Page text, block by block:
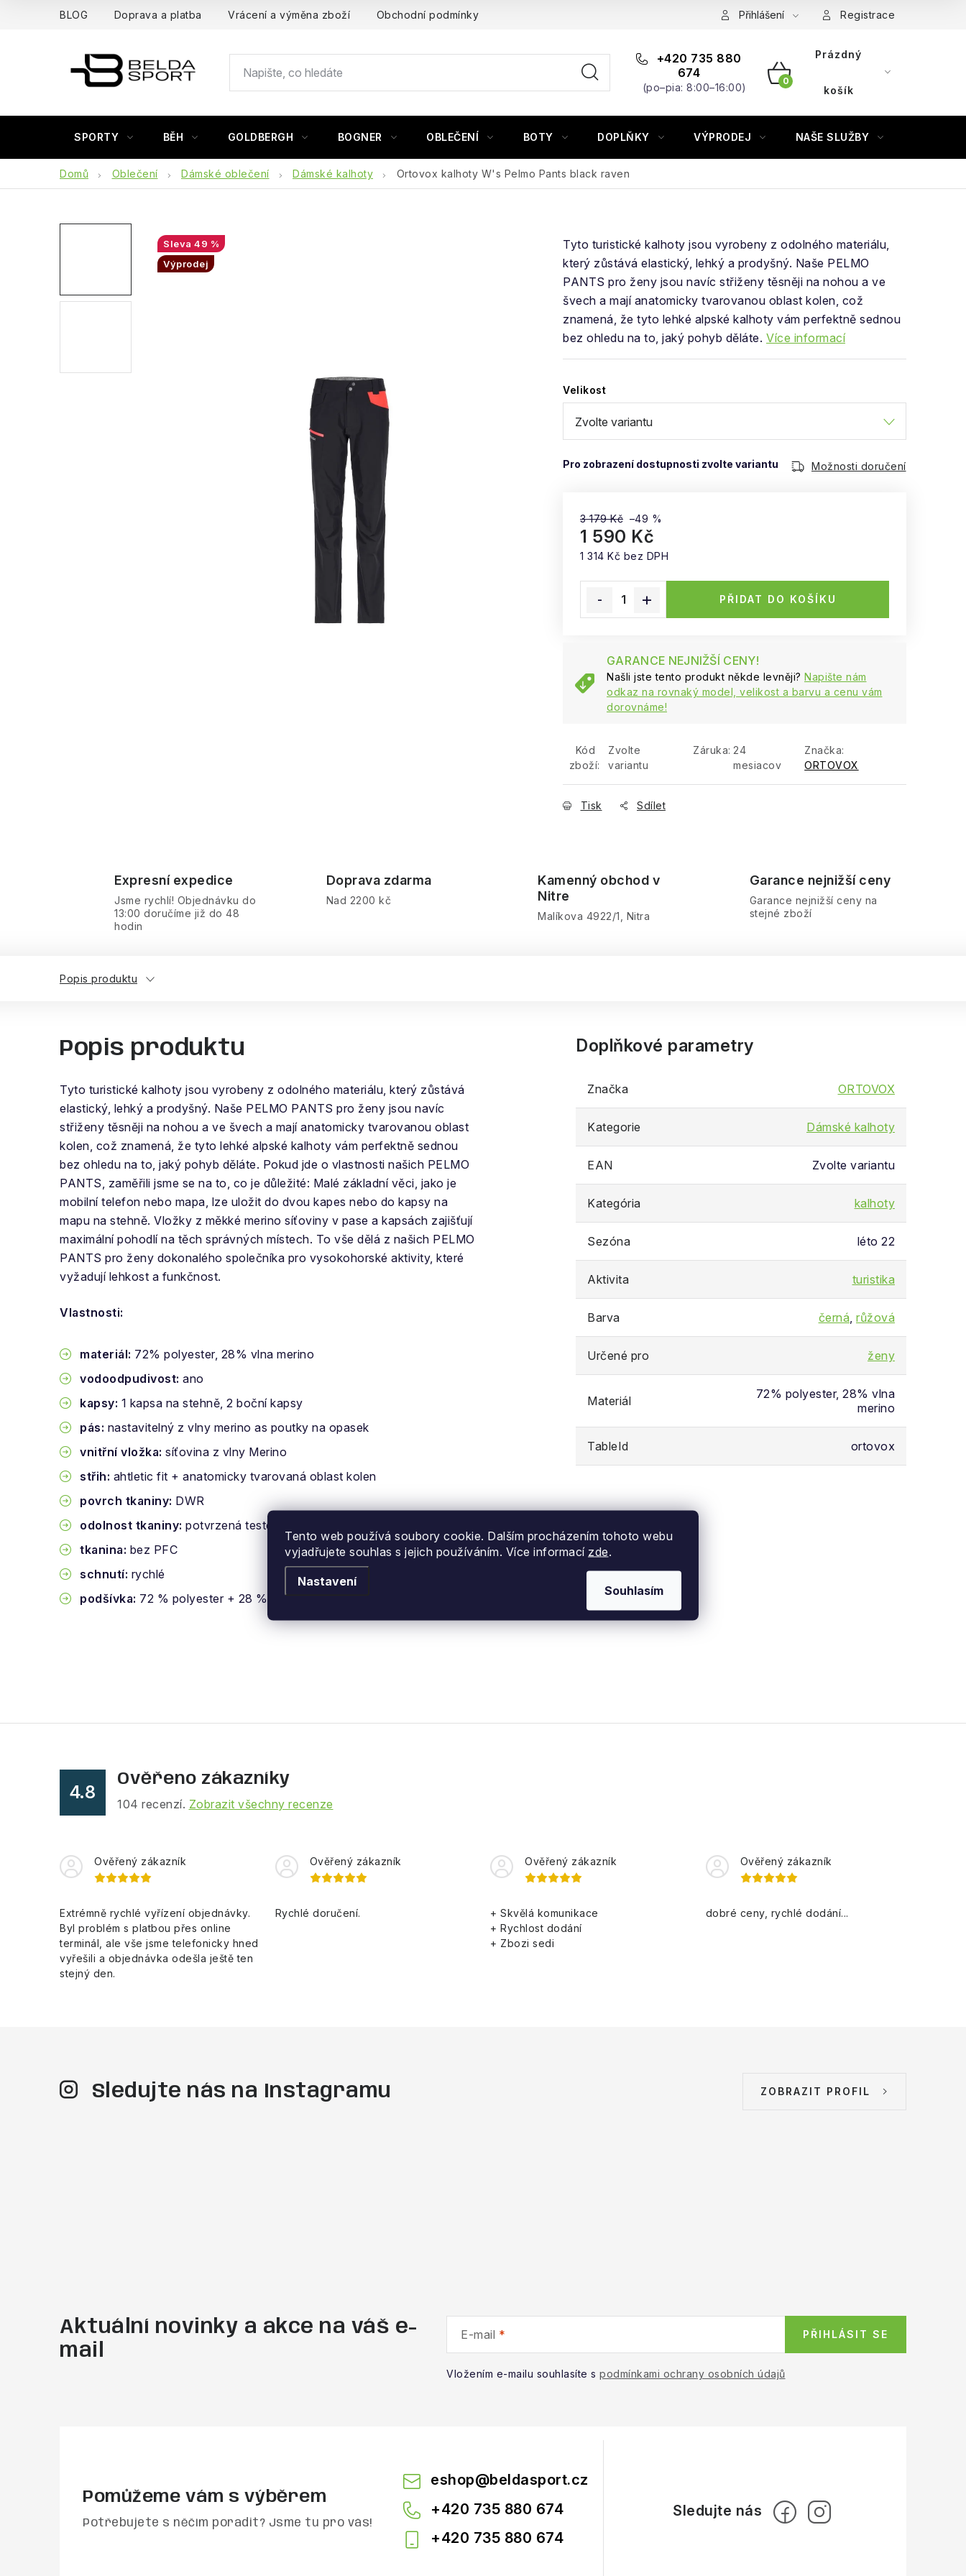
Tento web používá soubory cookie. Dalším procházením tohoto webu
vyjadřujete souhlas s jejich používáním. Více informací zde.
Nastavení
Souhlasím
BLOG Doprava a platba Vrácení a výměna zboží Obchodní podmínky Přihlášení Registrace
+420 735 880
674
(po–pia: 8:00–16:00) NÁKUPNÍ
Prázdný
košík
SPORTY BĚH GOLDBERGH BOGNER OBLEČENÍ BOTY DOPLŇKY VÝPRODEJ NAŠE SLUŽBY
Domů Oblečení Dámské oblečení Dámské kalhoty Ortovox kalhoty W's Pelmo Pants black raven
Tyto turistické kalhoty jsou vyrobeny z odolného materiálu,
který zůstává elastický, lehký a prodyšný. Naše PELMO
PANTS pro ženy jsou navíc střiženy těsněji na nohou a ve
švech a mají anatomicky tvarovanou oblast kolen, což
znamená, že tyto lehké alpské kalhoty vám perfektně sednou
bez ohledu na to, jaký pohyb děláte. Více informací
Velikost
Možnosti doručení
3 179 Kč –49 %
1 590 Kč
1 314 Kč bez DPH
PŘIDAT DO KOŠÍKU
GARANCE NEJNIŽŠÍ CENY!
Našli jste tento produkt někde levněji? Napište nám
odkaz na rovnaký model, velikost a barvu a cenu vám
dorovnáme!
Kód
zboží:
Zvolte
variantu
Záruka: 24
mesiacov
Značka:
ORTOVOX
Tisk Sdílet
49 %
Výprodej
Expresní expedice
Jsme rychlí! Objednávku do
13:00 doručíme již do 48
hodin
Doprava zdarma
Nad 2200 kč
Kamenný obchod v
Nitre
Malíkova 4922/1, Nitra
Garance nejnižší ceny
Garance nejnižší ceny na
stejné zboží
Popis produktu
Popis produktu
Tyto turistické kalhoty jsou vyrobeny z odolného materiálu, který zůstává
elastický, lehký a prodyšný. Naše PELMO PANTS pro ženy jsou navíc
střiženy těsněji na nohou a ve švech a mají anatomicky tvarovanou oblast
kolen, což znamená, že tyto lehké alpské kalhoty vám perfektně sednou
bez ohledu na to, jaký pohyb děláte. Pokud jde o vlastnosti našich PELMO
PANTS, zaměřili jsme se na to, co je důležité: Malé základní věci, jako je
mobilní telefon nebo mapa, lze uložit do dvou kapes nebo do kapsy na
mapu na stehně. Vložky z měkké merino síťoviny v pase a kapsách zajišťují
maximální pohodlí na těch správných místech. To vše dělá z našich PELMO
PANTS pro ženy dokonalého společníka pro vysokohorské aktivity, které
vyžadují lehkost a funkčnost.
Vlastnosti:
materiál: 72% polyester, 28% vlna merino
vodoodpudivost: ano
kapsy: 1 kapsa na stehně, 2 boční kapsy
pás: nastavitelný z vlny merino as poutky na opasek
vnitřní vložka: síťovina z vlny Merino
střih: ahtletic fit + anatomicky tvarovaná oblast kolen
povrch tkaniny: DWR
odolnost tkaniny: potvrzená testem odolnosti Martindale
tkanina: bez PFC
schnutí: rychlé
podšívka: 72 % polyester + 28 % panenská vlna
Doplňkové parametry
Značka ORTOVOX
Kategorie Dámské kalhoty
EAN Zvolte variantu
Kategória kalhoty
Sezóna léto 22
Aktivita turistika
Barva černá, růžová
Určené pro ženy
Materiál
72% polyester, 28% vlna
merino
TableId ortovox
4.8
Ověřeno zákazníky
104 recenzí. Zobrazit všechny recenze
Ověřený zákazník
Extrémně rychlé vyřízení objednávky.
Byl problém s platbou přes online
terminál, ale vše jsme telefonicky hned
vyřešili a objednávka odešla ještě ten
stejný den.
Ověřený zákazník
Rychlé doručení.
Ověřený zákazník
+ Skvělá komunikace
+ Rychlost dodání
+ Zbozi sedi
Ověřený zákazník
dobré ceny, rychlé dodání...
Sledujte nás na Instagramu ZOBRAZIT PROFIL
Aktuální novinky a akce na váš e-
mail
E-mail
Vložením e-mailu souhlasíte s podmínkami ochrany osobních údajů
PŘIHLÁSIT SE
Pomůžeme vám s výběrem
Potřebujete s něčím poradit? Jsme tu pro vás!
eshop@beldasport.cz
+420 735 880 674
+420 735 880 674